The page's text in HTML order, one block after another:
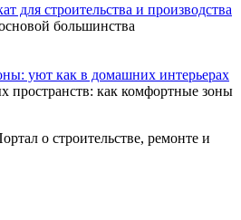
для строительства и производства
большинства
уют как в домашних интерьерах
пространств: как комфортные зоны
о строительстве, ремонте и